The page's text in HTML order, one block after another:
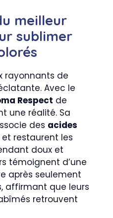
meilleur
sublimer
rayonnants de
Avec le
Respect de
une réalité. Sa
des acides
restaurent les
doux et
témoignent d’une
après seulement
affirmant que leurs
retrouvent